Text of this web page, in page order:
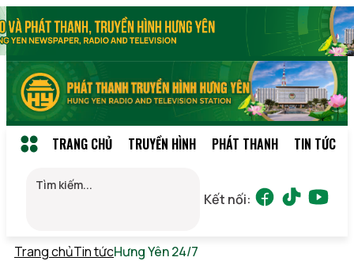
TRANG CHỦ TRUYỀN HÌNH PHÁT THANH TIN TỨC
Kết nối:
Trang chủTin tứcHưng Yên 24/7